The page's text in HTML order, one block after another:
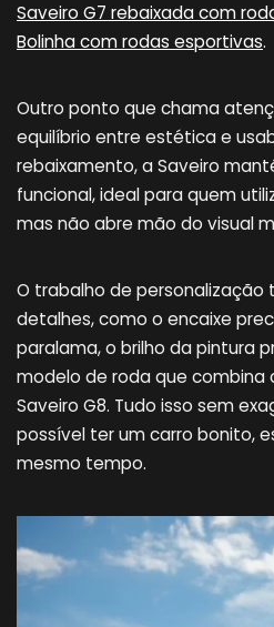
Saveiro G7 rebaixada com
Bolinha com rodas esportivas.
Outro ponto que chama
equilíbrio entre estética e
rebaixamento, a Saveiro
funcional, ideal para quem
mas não abre mão do visual
O trabalho de personalização
detalhes, como o encaixe
paralama, o brilho da pintura
modelo de roda que
Saveiro G8. Tudo isso sem
possível ter um carro bonito,
mesmo tempo.